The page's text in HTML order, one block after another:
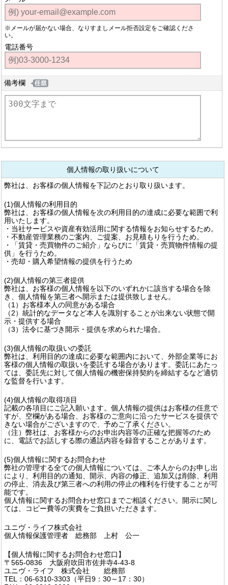
※メールが届かない場合、なりすましメール拒否設定をご確認くださ
い。
電話番号
備考欄
個人情報の取り扱いについて
弊社は、お客様の個人情報を下記のとおり取り扱います。
(1)個人情報の利用目的
弊社は、お客様の個人情報を次の利用目的の達成に必要な範囲で利
用いたします。
・当社サービスや資産有効活用に関する情報をお知らせするため。
・不動産管理業務のご案内、ご提案、お見積もりを行うため。
・「賃貸・売買物件のご紹介」ならびに「賃貸・売買物件情報の提
供」を行うため。
・売却・購入希望情報の提供を行うため
(2)個人情報の第三者提供
弊社は、お客様の個人情報を以下のいずれかに該当する場合を除
き、個人情報を第三者へ開示または提供致しません。
（1）お客様本人の同意がある場合
（2）統計的なデータなど本人を識別することが出来ない状態で開
示・提供する場合
（3）法令に基づき開示・提供を求められた場合。
(3)個人情報の取扱いの委託
弊社は、利用目的の達成に必要な範囲内において、外部企業等にお
客様の個人情報の取扱いを委託する場合があります。委託にあたっ
ては、委託先に対して個人情報の機密保持契約を締結するなど適切
な監督を行います。
(4)個人情報の取得項目
記載の各項目にご記入願います。個人情報の提供はお客様の任意で
すが、空欄がある場合、お客様のご意向に沿ったサービスを提供で
きない場合がございますので、予めご了承ください。
（注）弊社は、お客様からのお申出内容等の正確な把握等のため
に、電話でお話しする際の通話内容を録音することがあります。
(5)個人情報に関するお問合わせ
弊社の管理する全ての個人情報については、ご本人からのお申し出
により、利用目的の通知、開示、内容の修正、追加又は削除、利用
の停止、消去及び第三者への利用の停止の権利を行使することが可
能です。
個人情報に関するお問合わせ窓口までご相談ください。開示に関し
ては、コピー費等の実費をご負担いただきます。
ユニヴ・ライフ株式会社
個人情報保護管理者 総務部 上村 公一
【個人情報に関するお問合わせ窓口】
〒565-0836 大阪府吹田市佐井寺4-43-8
ユニヴ・ライフ 株式会社 総務部
TEL：06-6310-3303（平日9：30～17：30）